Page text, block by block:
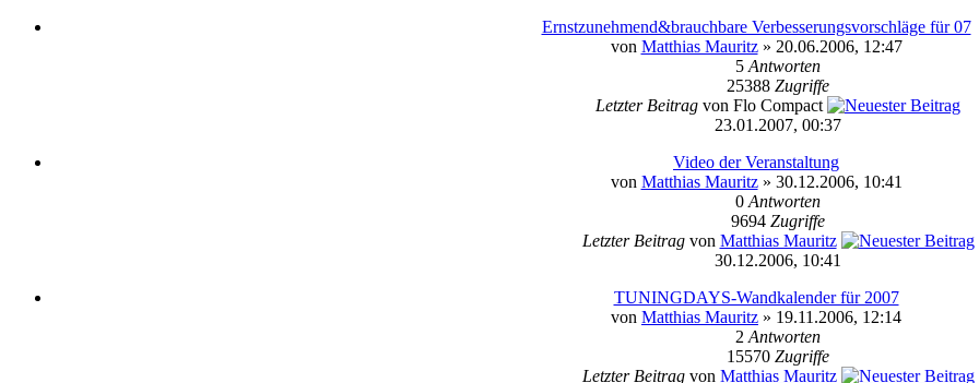
Ernstzunehmend&brauchbare Verbesserungsvorschläge für 07
von Matthias Mauritz» 20.06.2006, 12:47
5 Antworten
25388 Zugriffe
Letzter Beitrag von Flo Compact
23.01.2007, 00:37
Video der Veranstaltung
von Matthias Mauritz» 30.12.2006, 10:41
0 Antworten
9694 Zugriffe
Letzter Beitrag von Matthias Mauritz
30.12.2006, 10:41
TUNINGDAYS-Wandkalender für 2007
von Matthias Mauritz » 19.11.2006, 12:14
2 Antworten
15570 Zugriffe
Letzter Beitrag von Matthias Mauritz